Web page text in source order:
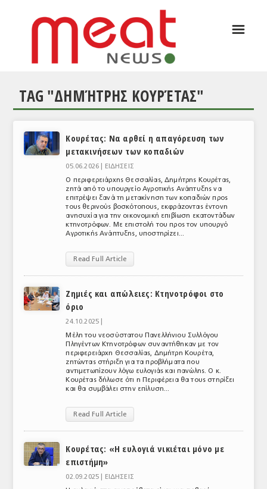
ΕΙΔΗΣΕΙΣ
ΘΕΜΑΤΑ
ΕΥΡΩΠΑΪΚΕΣ ΑΠΟΦΑΣΕΙΣ
ΕΜΠΟΡΙΚΟΣ ΚΑΤΑΛΟΓΟΣ
ΠΑΡΑΓΩΓΗ & ΕΜΠΟΡΙΑ
ΕΜΠΟΡΙΚΟΙ ΑΝΤΙΠΡΟΣΩΠΟΙ
☰
TAG "ΔΗΜΉΤΡΗΣ ΚΟΥΡΈΤΑΣ"
Κουρέτας: Να αρθεί η απαγόρευση των
μετακινήσεων των κοπαδιών
05.06.2026 |
ΕΙΔΗΣΕΙΣ
Ο περιφερειάρχης Θεσσαλίας, Δημήτρης Κουρέτας,
ζητά από το υπουργείο Αγροτικής Ανάπτυξης να
επιτρέψει ξανά τη μετακίνηση των κοπαδιών προς
τους θερινούς βοσκότοπους, εκφράζοντας έντονη
ανησυχία για την οικονομική επιβίωση εκατοντάδων
κτηνοτρόφων. Με επιστολή του προς τον υπουργό
Αγροτικής Ανάπτυξης, υποστηρίζει...
Read Full Article
Ζημιές και απώλειες: Κτηνοτρόφοι στο
όριο
24.10.2025 |
Μέλη του νεοσύστατου Πανελλήνιου Συλλόγου
Πληγέντων Κτηνοτρόφων συναντήθηκαν με τον
περιφερειάρχη Θεσσαλίας, Δημήτρη Κουρέτα,
ζητώντας στήριξη για τα προβλήματα που
αντιμετωπίζουν λόγω ευλογιάς και πανώλης. Ο κ.
Κουρέτας δήλωσε ότι η Περιφέρεια θα τους στηρίξει
και θα συμβάλει στην επίλυση...
Read Full Article
Κουρέτας: «Η ευλογιά νικιέται μόνο με
επιστήμη»
02.09.2025 |
ΕΙΔΗΣΕΙΣ